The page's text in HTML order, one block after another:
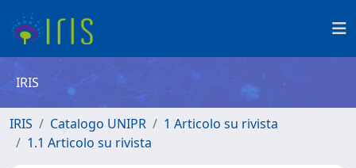
IRIS
IRIS Catalogo UNIPR
1 Articolo su rivista
1.1 Articolo su rivista